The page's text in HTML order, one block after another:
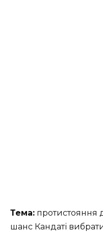
Тема: протистояння
шанс Кандаті